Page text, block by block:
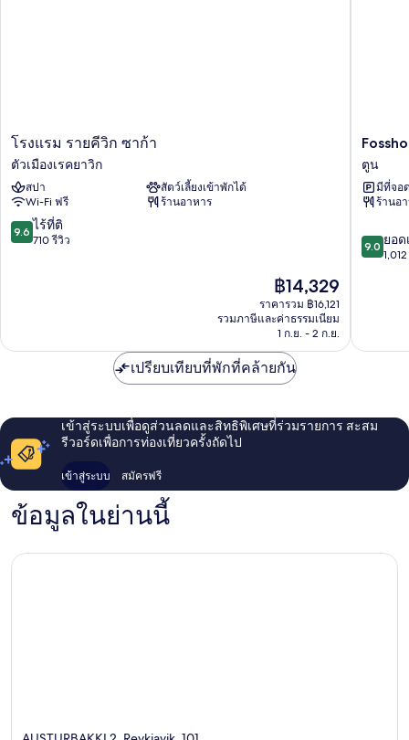
โรงแรม
ราย
คี
วิก
ซาก้
า
ตัว
โรงแรม รายคีวิก ซาก้า
ตัวเมืองเรคยาวิก
สปา
สัตว์เลี้ยงเข้าพักได้
Wi-Fi ฟรี
ร้านอาหาร
9.6
จาก
9.6 ไร้ที่ติ
710 รีวิว
ราคา
ปัจจุบัน
คือ
฿14,329
฿14,329
ราคารวม ฿16,121
รวมภาษีและค่าธรรมเนียม
1 ก.ย. - 2 ก.ย.
ตูน
ตูน
มีที่จอ
ร้านอ
9.0
จาก
9.0 ยอด
เปรียบเทียบที่พักที่คล้ายกัน
เข้าสู่ระบบเพื่อดูส่วนลดและสิทธิพิเศษที่ร่วมรายการ สะสม
รีวอร์ดเพื่อการท่องเที่ยวครั้งถัดไป
เข้าสู่ระบบ สมัครฟรี
ข้อมูลในย่านนี้